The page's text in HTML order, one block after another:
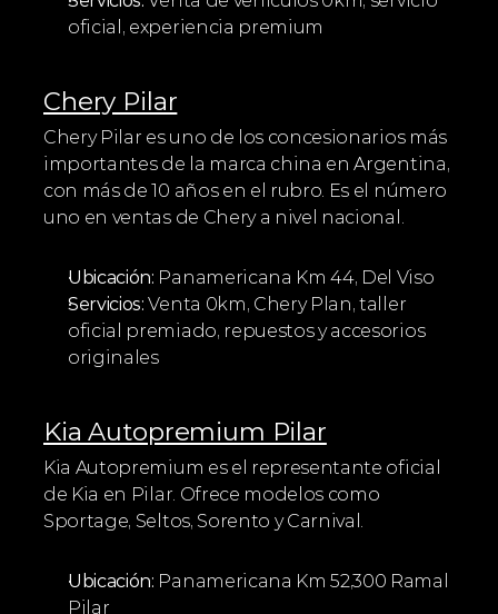
oficial, experiencia premium
Chery Pilar
Chery Pilar es uno de los concesionarios más
importantes de la marca china en Argentina,
con más de 10 años en el rubro. Es el número
uno en ventas de Chery a nivel nacional.
Ubicación: Panamericana Km 44, Del Viso
Servicios: Venta 0km, Chery Plan, taller
oficial premiado, repuestos y accesorios
originales
Kia Autopremium Pilar
Kia Autopremium es el representante oficial
de Kia en Pilar. Ofrece modelos como
Sportage, Seltos, Sorento y Carnival.
Ubicación: Panamericana Km 52,300 Ramal
Pilar